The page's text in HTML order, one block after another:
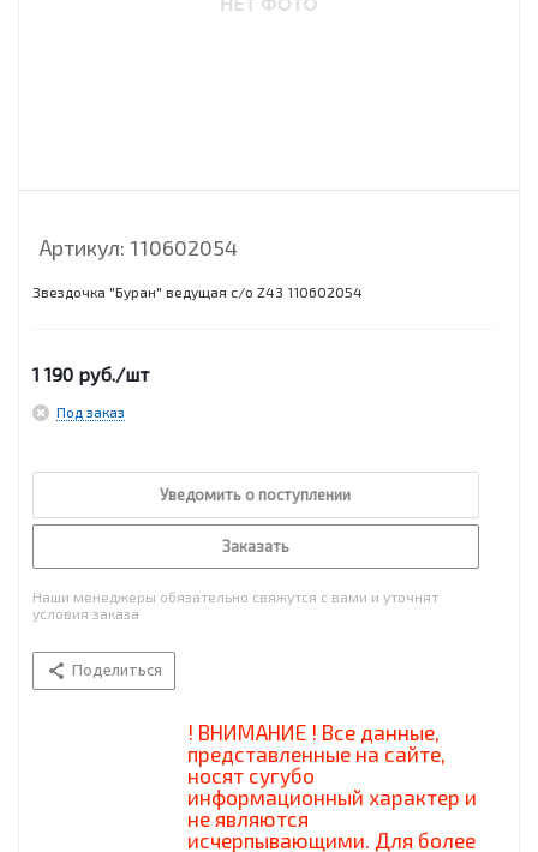
Артикул: 110602054
Звездочка "Буран" ведущая с/о Z43 110602054
1 190 руб./шт
Под заказ
Уведомить о поступлении
Заказать
Наши менеджеры обязательно свяжутся с вами и уточнят
условия заказа
Поделиться
! ВНИМАНИЕ ! Все данные,
представленные на сайте,
носят сугубо
информационный характер и
не являются
исчерпывающими. Для более